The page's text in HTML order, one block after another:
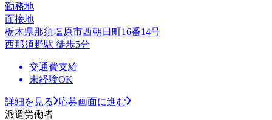
勤務地
面接地
栃木県那須塩原市西朝日町16番14号
西那須野駅 徒歩5分
交通費支給
未経験OK
詳細を見る
応募画面に進む
派遣労働者